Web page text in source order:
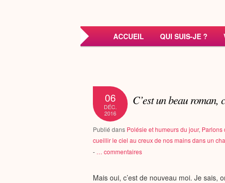
ACCUEIL QUI SUIS-JE ?
06
DÉC.
2016
C’est un beau
Publié dans Polésie et humeurs du jour, Parlons
cueillir le ciel au creux de nos mains dans un
- … commentaires
Mais oui, c’est de nouveau moi. Je sais,